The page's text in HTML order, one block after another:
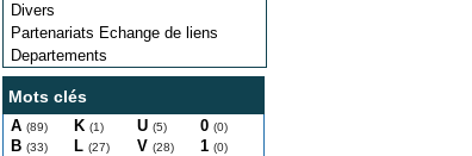
Divers
Partenariats Echange de liens
Departements
Mots clés
A (89)
B (33)
K (1)
L (27)
U (5)
V (28)
0 (0)
1 (0)